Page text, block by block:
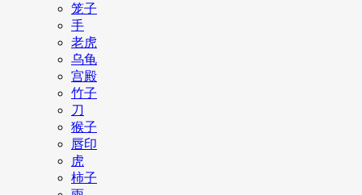
笼子
手
老虎
乌龟
宫殿
竹子
刀
猴子
唇印
虎
柿子